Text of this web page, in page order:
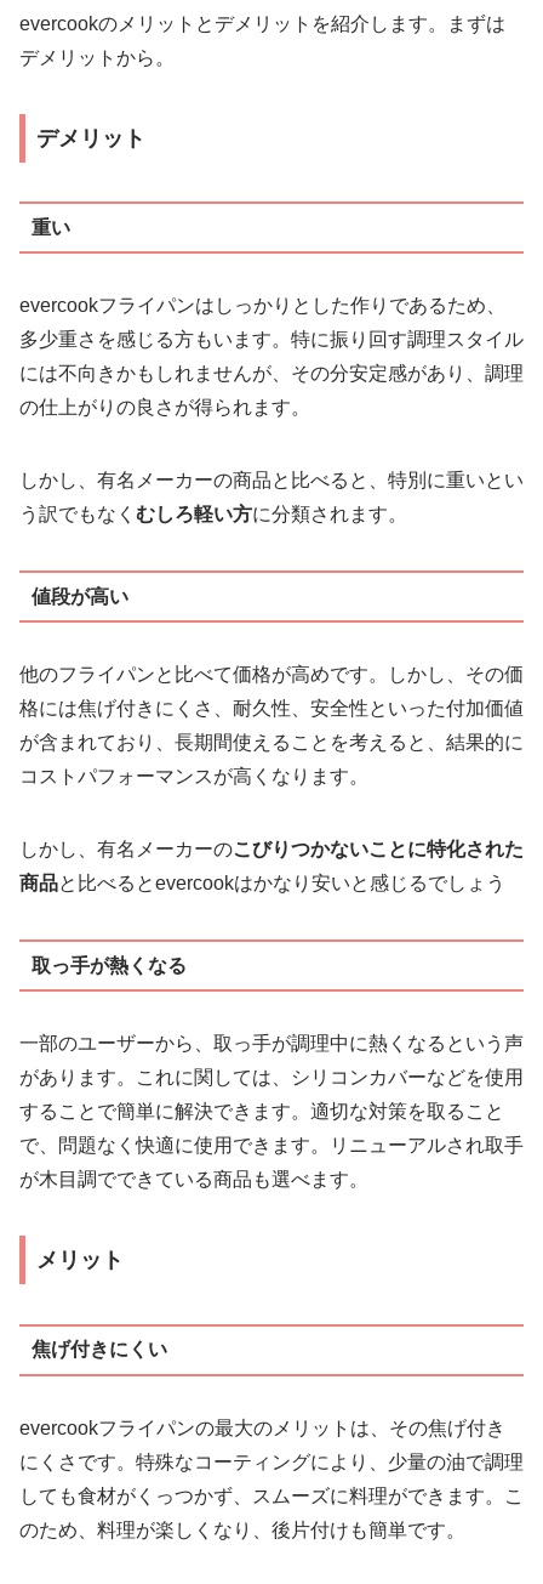
evercookのメリットとデメリットを紹介します。まずは
デメリットから。
デメリット
重い
evercookフライパンはしっかりとした作りであるため、
多少重さを感じる方もいます。特に振り回す調理スタイル
には不向きかもしれませんが、その分安定感があり、調理
の仕上がりの良さが得られます。
しかし、有名メーカーの商品と比べると、特別に重いとい
う訳でもなく むしろ軽い方に分類されます。
値段が高い
他のフライパンと比べて価格が高めです。しかし、その価
格には焦げ付きにくさ、耐久性、安全性といった付加価値
が含まれており、長期間使えることを考えると、結果的に
コストパフォーマンスが高くなります。
しかし、有名メーカーのこびりつかないことに特化された
商品と比べるとevercookはかなり安いと感じるでしょう
取っ手が熱くなる
一部のユーザーから、取っ手が調理中に熱くなるという声
があります。これに関しては、シリコンカバーなどを使用
することで簡単に解決できます。適切な対策を取ること
で、問題なく快適に使用できます。リニューアルされ取手
が木目調でできている商品も選べます。
メリット
焦げ付きにくい
evercookフライパンの最大のメリットは、その焦げ付き
にくさです。特殊なコーティングにより、少量の油で調理
しても食材がくっつかず、スムーズに料理ができます。こ
のため、料理が楽しくなり、後片付けも簡単です。